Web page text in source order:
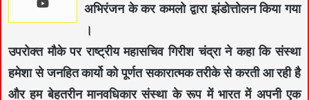
अभिरंजन के कर कमलो द्वारा झंडोत्तोलन किया गया
।
उपरोक्त मौके पर राष्ट्रीय महासचिव गिरीश चंद्रा ने कहा कि संस्था
हमेशा से जनहित कार्यो को पूर्णत सकारात्मक तरीके से करती आ रही है
और हम बेहतरीन मानवधिकार संस्था के रूप में भारत में अपनी एक